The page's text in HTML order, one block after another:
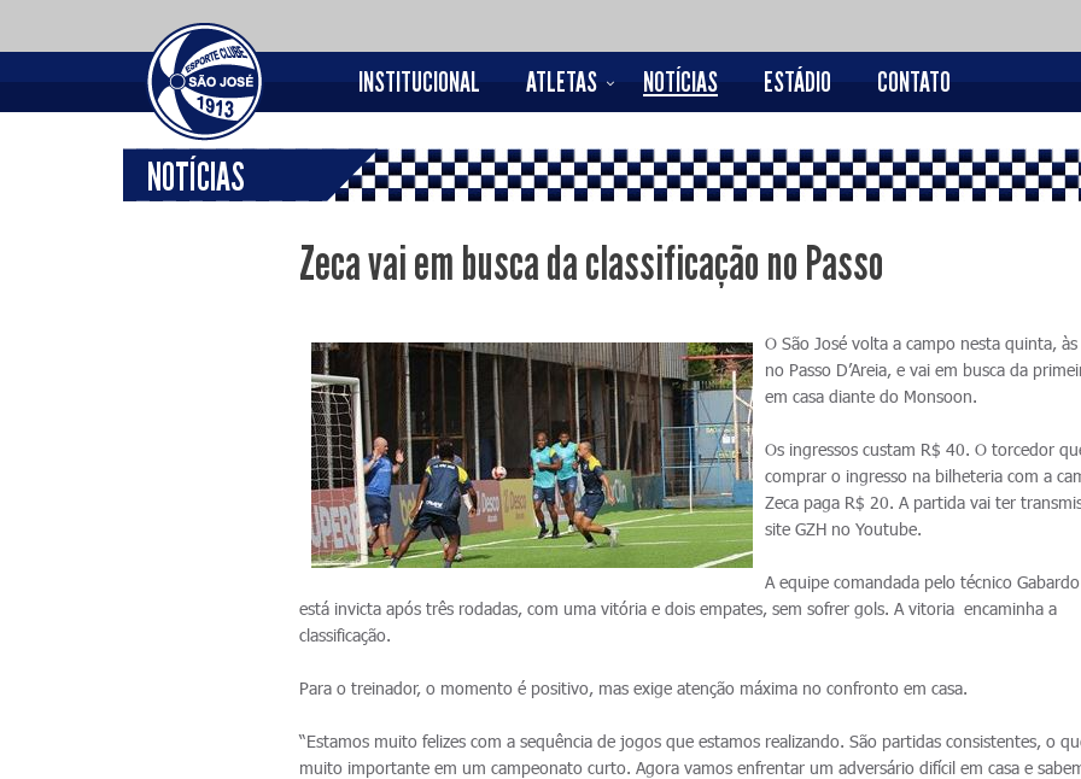
INSTITUCIONAL ATLETAS NOTÍCIAS ESTÁDIO CONTATO
NOTÍCIAS
Zeca vai em busca da classificação no Passo
O São José volta a campo nesta quinta,
no Passo D’Areia, e vai em busca da
em casa diante do Monsoon.
Os ingressos custam R$ 40. O torcedor
comprar o ingresso na bilheteria com a
Zeca paga R$ 20. A partida vai ter
site GZH no Youtube.
A equipe comandada pelo técnico
está invicta após três rodadas, com uma vitória e dois empates, sem sofrer gols. A vitoria encaminha a
classificação.
Para o treinador, o momento é positivo, mas exige atenção máxima no confronto em casa.
“Estamos muito felizes com a sequência de jogos que estamos realizando. São partidas consistentes, o
muito importante em um campeonato curto. Agora vamos enfrentar um adversário difícil em casa e